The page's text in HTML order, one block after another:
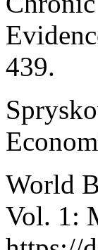
439.
World
Vol. 1: